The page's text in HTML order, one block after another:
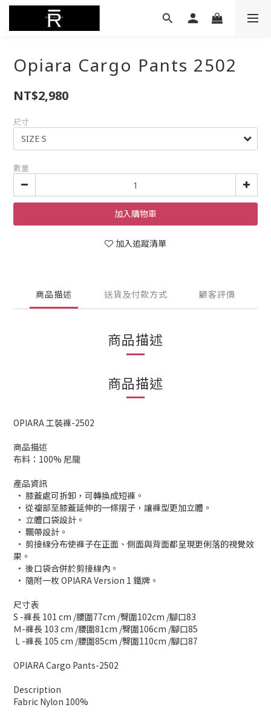
Opiara Cargo Pants 2502
NT$2,980
尺寸
數量
加入購物車
加入追蹤清單
商品描述 送貨及付款方式 顧客評價
商品描述
商品描述
OPIARA 工裝褲-2502
商品描述
布料：100% 尼龍
產品資訊
• 膝蓋處可拆卸，可轉換成短褲。
• 從襠部至膝蓋延伸的一條摺子，讓褲型更加立體。
• 立體口袋設計。
• 飄帶設計。
• 剪接線分布使褲子在正面、側面與背面都呈現更俐落的視覺效
果。
• 後口袋合併於剪接線內。
• 隨附一枚 OPIARA Version 1 鐵牌。
尺寸表
S -褲長 101 cm /腰圍77cm /臀圍102cm /腳口83
Ｍ-褲長 103 cm /腰圍81cm /臀圍106cm /腳口85
L -褲長 105 cm /腰圍85cm /臀圍110cm /腳口87
OPIARA Cargo Pants-2502
Description
Fabric Nylon 100%